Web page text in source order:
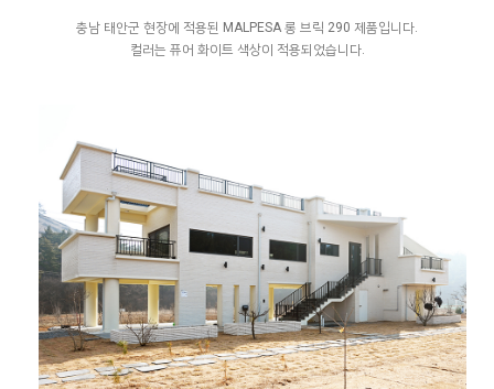
충남 태안군 현장에 적용된 MALPESA 롱 브릭 290 제품입니다.
컬러는 퓨어 화이트 색상이 적용되었습니다.